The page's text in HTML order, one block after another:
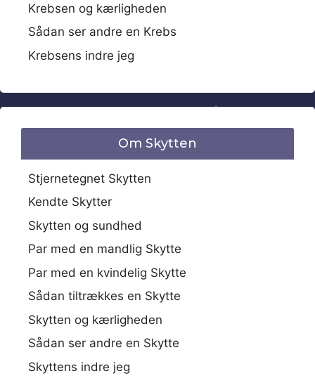
Krebsen og kærligheden
Sådan ser andre en Krebs
Krebsens indre jeg
Om Skytten
Stjernetegnet Skytten
Kendte Skytter
Skytten og sundhed
Par med en mandlig Skytte
Par med en kvindelig Skytte
Sådan tiltrækkes en Skytte
Skytten og kærligheden
Sådan ser andre en Skytte
Skyttens indre jeg